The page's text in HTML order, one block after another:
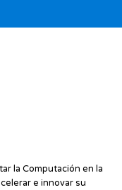
la Computación en la
e innovar su